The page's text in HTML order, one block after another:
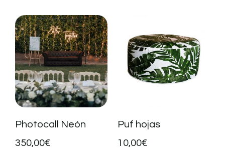
Photocall Neón
350,00€
Puf hojas
10,00€